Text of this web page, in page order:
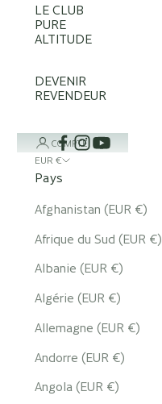
LE CLUB
PURE
ALTITUDE
DEVENIR
REVENDEUR
COMPTE
EUR €
Pays
Afghanistan (EUR €)
Afrique du Sud (EUR €)
Albanie (EUR €)
Algérie (EUR €)
Allemagne (EUR €)
Andorre (EUR €)
Angola (EUR €)